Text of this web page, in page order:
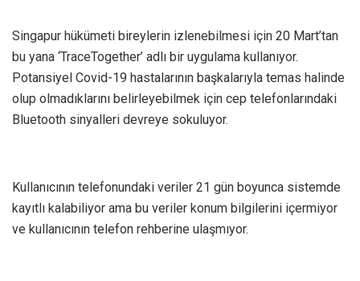
Singapur hükümeti bireylerin izlenebilmesi için 20 Mart’tan
bu yana ‘TraceTogether’ adlı bir uygulama kullanıyor.
Potansiyel Covid-19 hastalarının başkalarıyla temas halinde
olup olmadıklarını belirleyebilmek için cep telefonlarındaki
Bluetooth sinyalleri devreye sokuluyor.
Kullanıcının telefonundaki veriler 21 gün boyunca sistemde
kayıtlı kalabiliyor ama bu veriler konum bilgilerini içermiyor
ve kullanıcının telefon rehberine ulaşmıyor.